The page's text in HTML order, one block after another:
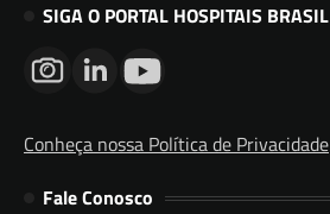
SIGA O PORTAL HOSPITAIS BRASIL
Conheça nossa Política de Privacidade
Fale Conosco